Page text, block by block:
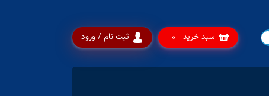
ثبت نام / ورود سبد خرید 0